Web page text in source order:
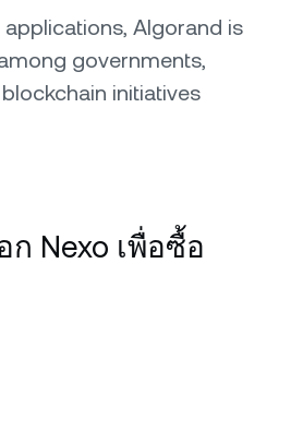
Algorand is
governments,
initiatives
ก Nexo เพื่อซื้อ